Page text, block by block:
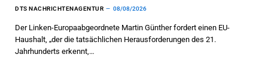
DTS NACHRICHTENAGENTUR 08/08/2026
Der Linken-Europaabgeordnete Martin Günther fordert einen EU-
Haushalt, „der die tatsächlichen Herausforderungen des 21.
Jahrhunderts erkennt,…